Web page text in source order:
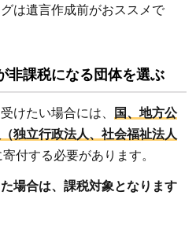
は遺言作成前がおススメで
非課税になる団体を選ぶ
けたい場合には、
国、地方公
独立行政法人、社会福祉法人
寄付する必要があります。
場合は、課税対象となります